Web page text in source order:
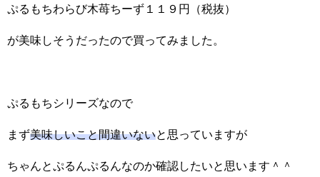
ぷるもちわらび木苺ちーず１１９円（税抜）
が美味しそうだったので買ってみました。
ぷるもちシリーズなので
まず美味しいこと間違いないと思っていますが
ちゃんとぷるんぷるんなのか確認したいと思います＾＾